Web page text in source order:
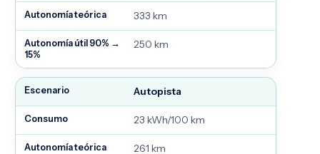
333 km
250 km
Autopista
23 kWh/100 km
261 km